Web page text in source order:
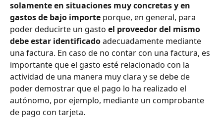
solamente en situaciones muy concretas y en
gastos de bajo importe porque, en general, para
poder deducirte un gasto el proveedor del mismo
debe estar identificado adecuadamente mediante
una factura. En caso de no contar con una factura, es
importante que el gasto esté relacionado con la
actividad de una manera muy clara y se debe de
poder demostrar que el pago lo ha realizado el
autónomo, por ejemplo, mediante un comprobante
de pago con tarjeta.